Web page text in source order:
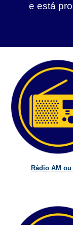
e está
Rádio AM ou